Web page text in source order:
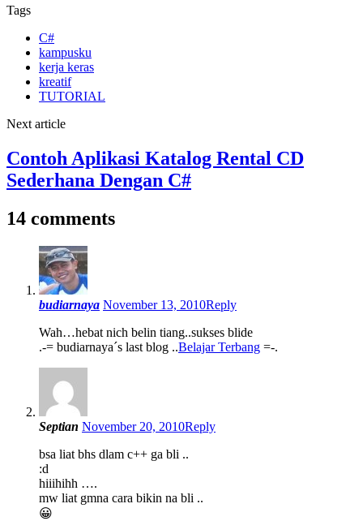
Tags
C#
kampusku
kerja keras
kreatif
TUTORIAL
Next article
Contoh Aplikasi Katalog Rental CD
Sederhana Dengan C#
14 comments
budiarnaya November 13, 2010Reply
Wah…hebat nich belin tiang..sukses blide
.-= budiarnaya´s last blog ..Belajar Terbang =-.
Septian November 20, 2010Reply
bsa liat bhs dlam c++ ga bli ..
:d
hiiihihh ….
mw liat gmna cara bikin na bli ..
😀